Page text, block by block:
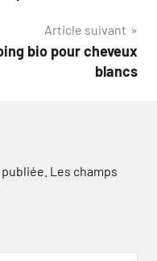
Article suivant
bio pour cheveux
blancs
Les champs